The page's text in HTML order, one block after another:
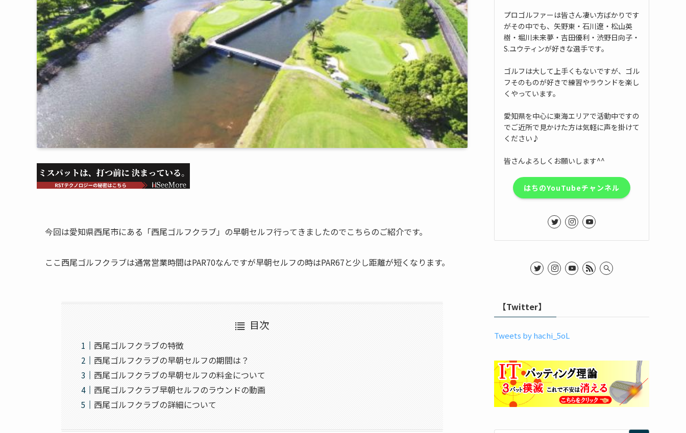
今回は愛知県西尾市にある「西尾ゴルフクラブ」の早朝セルフ行ってきましたのでこちらのご紹介です。
ここ西尾ゴルフクラブは通常営業時間はPAR70なんですが早朝セルフの時はPAR67と少し距離が短くなります。
目次
西尾ゴルフクラブの特徴
西尾ゴルフクラブの早朝セルフの期間は？
西尾ゴルフクラブの早朝セルフの料金について
西尾ゴルフクラブ早朝セルフのラウンドの動画
西尾ゴルフクラブの詳細について
プロゴルファーは皆さん凄い方ばかりです
がその中でも、矢野東・石川遼・松山英
樹・堀川未来夢・吉田優利・渋野日向子・
S.ユウティンが好きな選手です。
ゴルフは大して上手くもないですが、ゴル
フそのものが好きで練習やラウンドを楽し
くやっています。
愛知県を中心に東海エリアで活動中ですの
でご近所で見かけた方は気軽に声を掛けて
ください♪
皆さんよろしくお願いします^^
はちのYouTubeチャンネル
【Twitter】
Tweets by hachi_5oL